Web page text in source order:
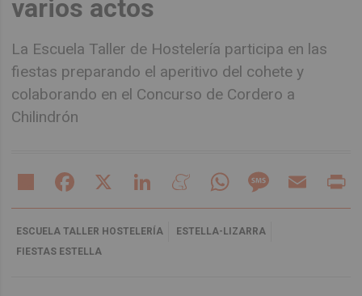
varios actos
La Escuela Taller de Hostelería participa en las
fiestas preparando el aperitivo del cohete y
colaborando en el Concurso de Cordero a
Chilindrón
Share Facebook LinkedIn MeneameWhatsAppMessageEmail
ESCUELA TALLER HOSTELERÍA
ESTELLA-LIZARRA
FIESTAS ESTELLA